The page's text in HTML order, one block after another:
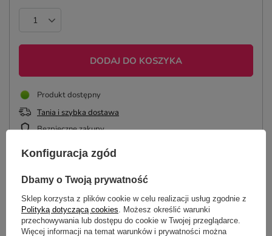
DODAJ DO KOSZYKA
Produkt dostępny
Tania i szybka dostawa
Bezpieczne zakupy
ZAPROJEKTUJ KOSZULKĘ
OPIS
Konfiguracja zgód
Dbamy o Twoją prywatność
Sklep korzysta z plików cookie w celu realizacji usług zgodnie z
Polityką dotyczącą cookies. Możesz określić warunki
przechowywania lub dostępu do cookie w Twojej przeglądarce.
Więcej informacji na temat warunków i prywatności można